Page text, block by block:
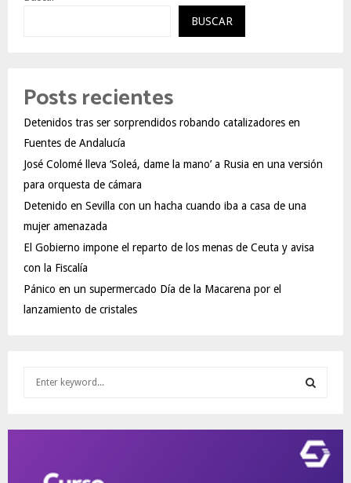
BUSCAR
Posts recientes
Detenidos tras ser sorprendidos robando catalizadores en
Fuentes de Andalucía
José Colomé lleva ‘Soleá, dame la mano’ a Rusia en una versión
para orquesta de cámara
Detenido en Sevilla con un hacha cuando iba a casa de una
mujer amenazada
El Gobierno impone el reparto de los menas de Ceuta y avisa
con la Fiscalía
Pánico en un supermercado Día de la Macarena por el
lanzamiento de cristales
E